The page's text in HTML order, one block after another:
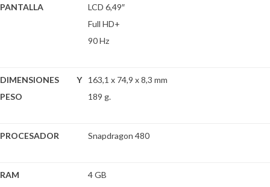
PANTALLA
LCD 6,49″
Full HD+
90 Hz
DIMENSIONES Y
PESO
163,1 x 74,9 x 8,3 mm
189 g.
PROCESADOR Snapdragon 480
RAM 4 GB